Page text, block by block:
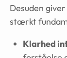
Desuden
stærkt
Klarhed